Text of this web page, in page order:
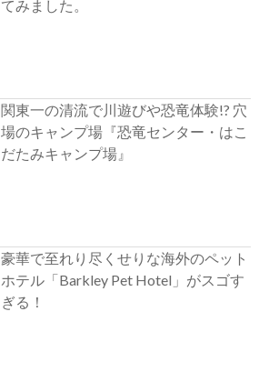
てみました。
関東一の清流で川遊びや恐竜体験!? 穴
場のキャンプ場『恐竜センター・はこ
だたみキャンプ場』
豪華で至れり尽くせりな海外のペット
ホテル「Barkley Pet Hotel」がスゴす
ぎる！